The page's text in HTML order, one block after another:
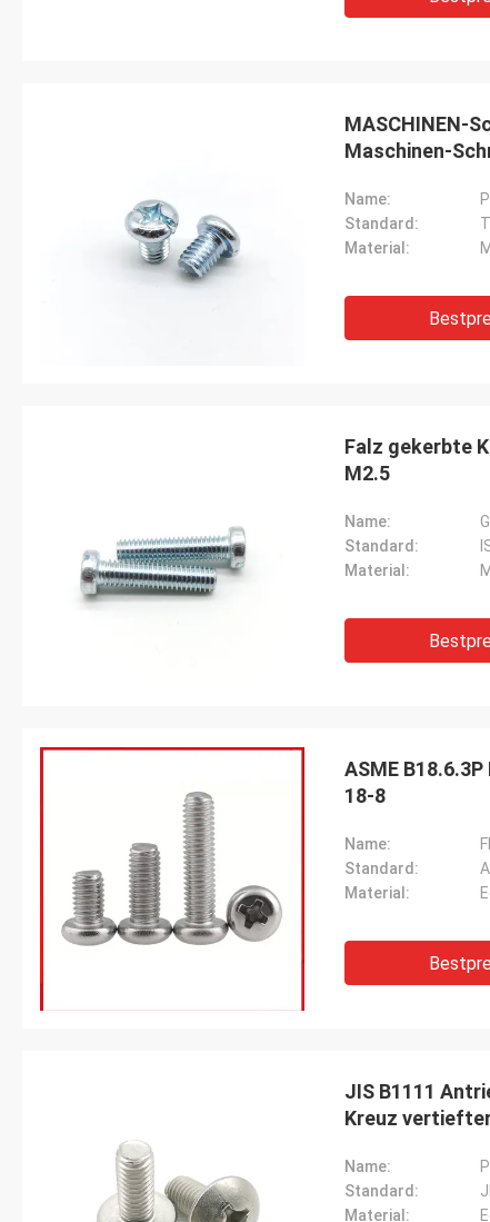
MASCHINEN-
Maschinen-
Name:
Standard:
Material:
Falz gekerbte
M2.5
Name:
Standard:
Material:
ASME
18-8
Name:
Standard:
Material:
JIS B1111
Kreuz
Name:
Standard:
Material: